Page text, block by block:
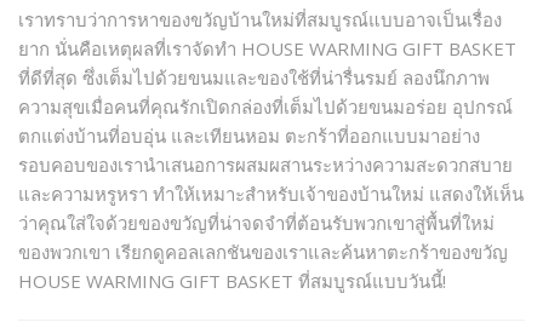
เราทราบว่าการหาของขวัญบ้านใหม่ที่สมบูรณ์แบบอาจเป็นเรื่อง
ยาก นั่นคือเหตุผลที่เราจัดทำ HOUSE WARMING GIFT BASKET
ที่ดีที่สุด ซึ่งเต็มไปด้วยขนมและของใช้ที่น่ารื่นรมย์ ลองนึกภาพ
ความสุขเมื่อคนที่คุณรักเปิดกล่องที่เต็มไปด้วยขนมอร่อย อุปกรณ์
ตกแต่งบ้านที่อบอุ่น และเทียนหอม ตะกร้าที่ออกแบบมาอย่าง
รอบคอบของเรานำเสนอการผสมผสานระหว่างความสะดวกสบาย
และความหรูหรา ทำให้เหมาะสำหรับเจ้าของบ้านใหม่ แสดงให้เห็น
ว่าคุณใส่ใจด้วยของขวัญที่น่าจดจำที่ต้อนรับพวกเขาสู่พื้นที่ใหม่
ของพวกเขา เรียกดูคอลเลกชันของเราและค้นหาตะกร้าของขวัญ
HOUSE WARMING GIFT BASKET ที่สมบูรณ์แบบวันนี้!